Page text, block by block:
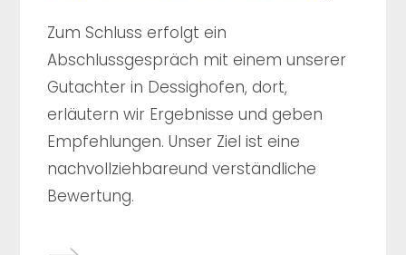
Zum Schluss erfolgt ein
Abschlussgespräch mit einem unserer
Gutachter in Dessighofen, dort,
erläutern wir Ergebnisse und geben
Empfehlungen. Unser Ziel ist eine
nachvollziehbareund verständliche
Bewertung.